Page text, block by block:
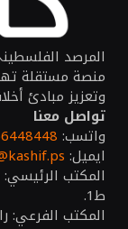
المرصد
منصة مستقلة
وتعزيز مبادئ
تواصل معنا
واتسب:
ايميل:
المكتب
ط1.
المكتب الفرعي: